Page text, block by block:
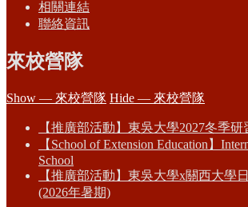
相關連結
聯絡資訊
來校營隊
Show — 來校營隊 Hide — 來校營隊
【推廣部活動】東吳大學2027冬季研
【School of Extension Education】
School
【推廣部活動】東吳大學x關西大學
(2026年暑期)